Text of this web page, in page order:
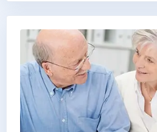
Exaktes Aufmaß in